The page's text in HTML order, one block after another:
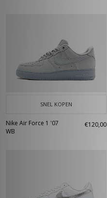
SNEL KOPEN
Nike Air Force 1 '07
WB
€120,00